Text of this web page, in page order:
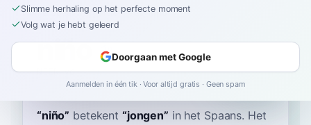
Home› Spaans›Woordenboek›niño
niño
NEEN-yo ˈniɲo
“niño” betekent “jongen” in het Spaans. Het
Slimme herhaling op het perfecte moment
Volg wat je hebt geleerd
Doorgaan met Google
Aanmelden in één tik · Voor altijd gratis · Geen spam